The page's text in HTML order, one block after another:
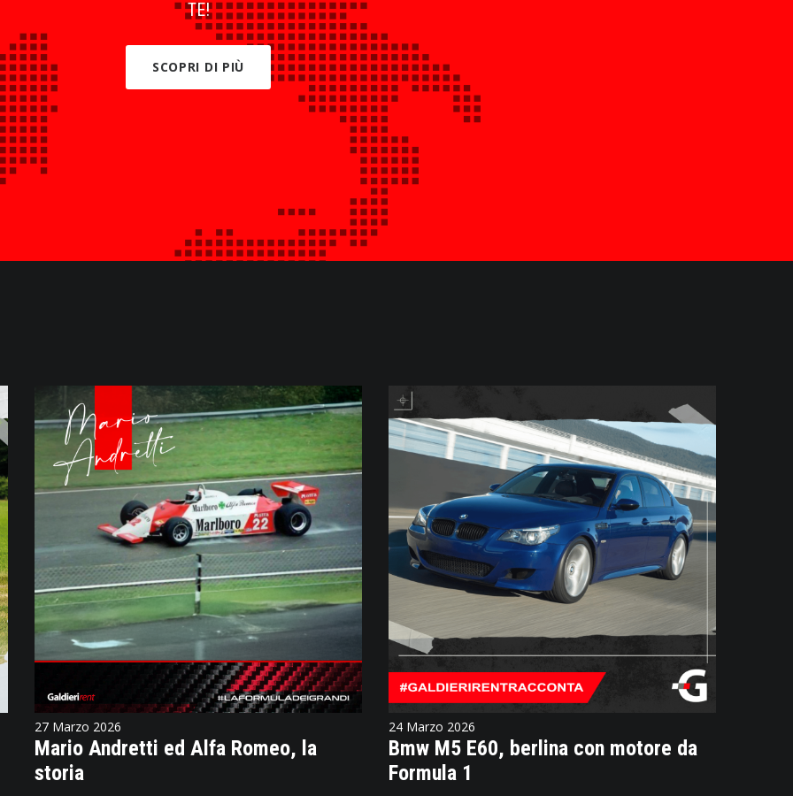
TE!
SCOPRI DI PIÙ
27 Marzo 2026
Mario Andretti ed Alfa Romeo, la
storia
24 Marzo 2026
Bmw M5 E60, berlina con motore da
Formula 1